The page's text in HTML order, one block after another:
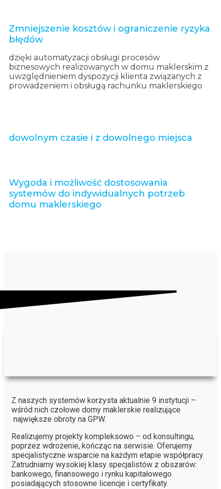
Zmniejszenie kosztów i ograniczenie ryzyka
błędów
dzięki automatyzacji obsługi procesów
biznesowych realizowanych w domu maklerskim z
uwzględnieniem dyspozycji klienta związanych z
prowadzeniem i obsługą rachunku maklerskiego
dowolnym czasie i z dowolnego miejsca
Wygoda i możliwość dostosowania
systemów do indywidualnych potrzeb
domu maklerskiego
Z naszych systemów korzysta aktualnie 9 instytucji –
wśród nich czołowe domy maklerskie realizujące
największe obroty na GPW.
Realizujemy projekty kompleksowo – od konsultingu,
poprzez wdrożenie, kończąc na serwisie. Oferujemy
specjalistyczne wsparcie na każdym etapie współpracy.
Zatrudniamy wysokiej klasy specjalistów z obszarów:
bankowego, finansowego i rynku kapitałowego
posiadających stosowne licencje i certyfikaty.